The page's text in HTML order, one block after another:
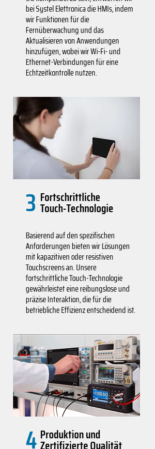
bei Systel Elettronica die HMIs, indem
wir Funktionen für die
Fernüberwachung und das
Aktualisieren von Anwendungen
hinzufügen, wobei wir Wi-Fi- und
Ethernet-Verbindungen für eine
Echtzeitkontrolle nutzen.
3 Fortschrittliche
Touch-Technologie
Basierend auf den spezifischen
Anforderungen bieten wir Lösungen
mit kapazitiven oder resistiven
Touchscreens an. Unsere
fortschrittliche Touch-Technologie
gewährleistet eine reibungslose und
präzise Interaktion, die für die
betriebliche Effizienz entscheidend ist.
4 Produktion und